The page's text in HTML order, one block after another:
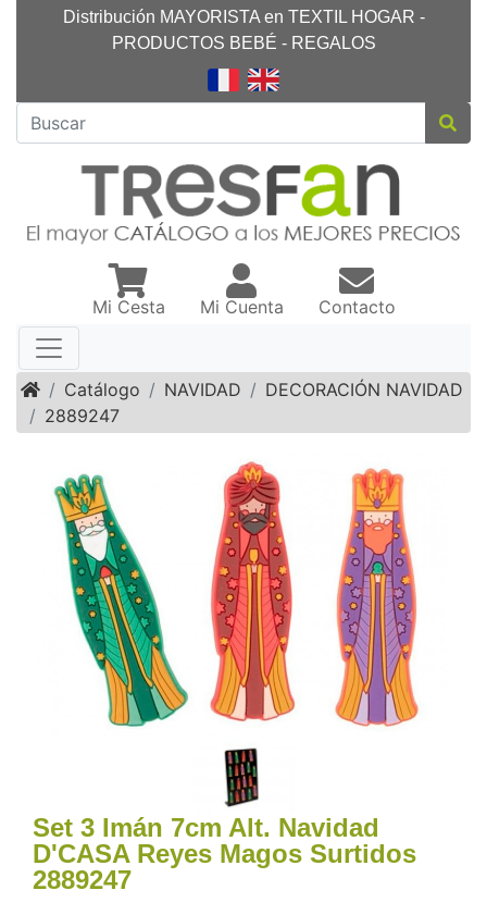
Distribución MAYORISTA en TEXTIL HOGAR -
PRODUCTOS BEBÉ - REGALOS
Mi Cesta Mi Cuenta Contacto
InicioCatálogo NAVIDAD
DECORACIÓN NAVIDAD
2889247
Set 3 Imán 7cm Alt. Navidad
D'CASA Reyes Magos Surtidos
2889247